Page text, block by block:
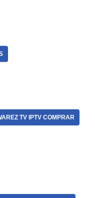
TV IPTV COMPRAR